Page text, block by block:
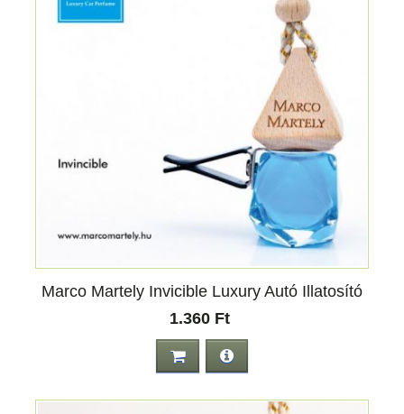
Marco Martely Invicible Luxury Autó Illatosító
1.360 Ft